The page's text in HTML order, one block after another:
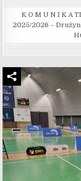
K O M U N I K A
2025/2026 –